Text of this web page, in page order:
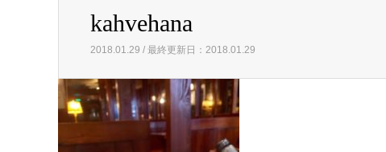
kahvehana
2018.01.29 / 最終更新日：2018.01.29